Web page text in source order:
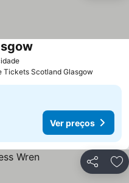
Tickets Scotland Glasgow
Ver preços
Partilhar